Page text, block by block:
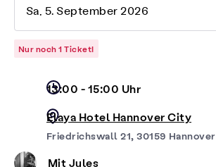
Sa, 5. September 2026
Nur noch 1 Ticket!
13:00 - 15:00 Uhr
Elaya Hotel Hannover City
Friedrichswall 21, 30159 Hannover
Mit Jules